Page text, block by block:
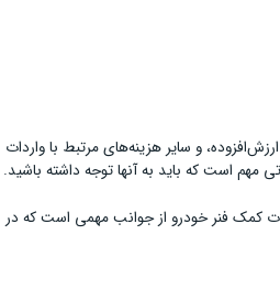
و سایر هزینه‌های مرتبط با واردات
مهم است که باید به آنها توجه داشته باشید.
کمک فنر خودرو از جوانب مهمی است که در